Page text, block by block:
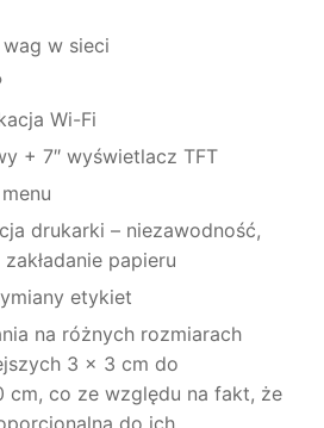
w sieci
Wi-Fi
+ 7″ wyświetlacz TFT
drukarki – niezawodność,
papieru
etykiet
na różnych rozmiarach
3 x 3 cm do
cm, co ze względu na fakt, że
do ich